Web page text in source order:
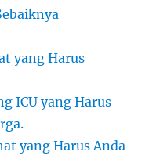
yang Harus
ICU yang Harus
yang Harus Anda